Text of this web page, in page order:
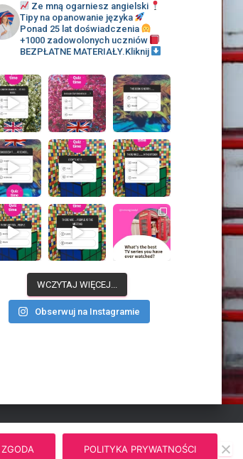
Ze mną ogarniesz angielski
Tipy na opanowanie języka
Ponad 25 lat doświadczenia
+1000 zadowolonych uczniów
BEZPŁATNE MATERIAŁY.Kliknij
WCZYTAJ WIĘCEJ...
Obserwuj na Instagramie
Hestia | Stworzone przezThemeIsle
ZGODA POLITYKA PRYWATNOŚCI